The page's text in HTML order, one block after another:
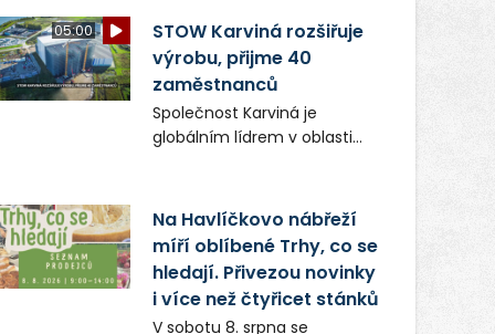
počátku označovala řízení
ČIŽP za nezákonné a
domáhala se práva na
spravedlivý správní proces.
ikonická místa Ostravy se
objeví v novém filmu
Bojovník, který vstoupí do kin
Frič a Tomáš Dianiška si
moravskoslezskou metropoli
přirozenou součástí příběhu
bývalého boxerského
šampiona Hoffa (Milan
Ondrík), jenž se po letech
vrací do světa vrcholových
05:00
STOW Karviná rozšiřuje
výrobu, přijme 40
zaměstnanců
Společnost Karviná je
globálním lídrem v oblasti
zaměstnavatelem na
Karvinsku a firmou s
obrovským potenciálem.
Na Havlíčkovo nábřeží
míří oblíbené Trhy, co se
hledají. Přivezou novinky
i více než čtyřicet stánků
V sobotu 8. srpna se